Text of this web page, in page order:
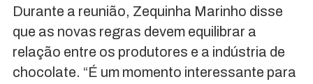
Durante a reunião, Zequinha Marinho disse
que as novas regras devem equilibrar a
relação entre os produtores e a indústria de
chocolate. “É um momento interessante para